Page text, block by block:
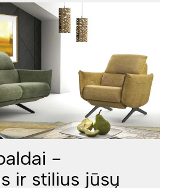
-
ir stilius jūsų